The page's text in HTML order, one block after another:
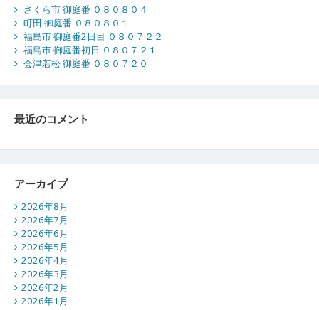
さくら市 御庭番 ０８０８０４
町田 御庭番 ０８０８０１
福島市 御庭番2日目 ０８０７２２
福島市 御庭番初日 ０８０７２１
会津若松 御庭番 ０８０７２０
最近のコメント
アーカイブ
2026年8月
2026年7月
2026年6月
2026年5月
2026年4月
2026年3月
2026年2月
2026年1月